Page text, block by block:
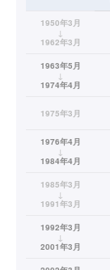
1950年3月
↓
1962年3月
1963年5月
↓
1974年4月
1975年3月
1976年4月
↓
1984年4月
1985年3月
↓
1991年3月
1992年3月
↓
2001年3月